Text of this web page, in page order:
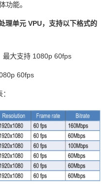
功能。
理单元 VPU，支持以下格式的
最大支持 1080p 60fps
60fps